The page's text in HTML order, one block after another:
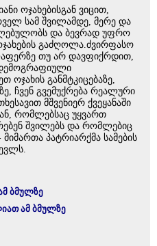
ოჯახებისგან ვიცით,
სამ შვილამდე, მერე და
და ბევრად უფრო
გაძღოლა.ძვირფასო
თუ არ დავფიქრდით,
ოჯახის განმტკიცებაზე,
ჩვენ გვემუქრება რეალური
მშვენიერ ქვეყანაში
რომლებსაც უყვართ
შვილებს და რომლებიც
პატრიარქმა სამების
ბმულზე
ამ ბმულზე